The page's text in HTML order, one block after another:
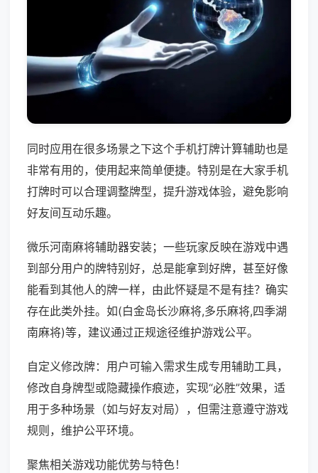
同时应用在很多场景之下这个手机打牌计算辅助也是
非常有用的，使用起来简单便捷。特别是在大家手机
打牌时可以合理调整牌型，提升游戏体验，避免影响
好友间互动乐趣。
微乐河南麻将辅助器安装；一些玩家反映在游戏中遇
到部分用户的牌特别好，总是能拿到好牌，甚至好像
能看到其他人的牌一样，由此怀疑是不是有挂？确实
存在此类外挂。如(白金岛长沙麻将,多乐麻将,四季湖
南麻将)等，建议通过正规途径维护游戏公平。
自定义修改牌：用户可输入需求生成专用辅助工具，
修改自身牌型或隐藏操作痕迹，实现“必胜”效果，适
用于多种场景（如与好友对局），但需注意遵守游戏
规则，维护公平环境。
聚焦相关游戏功能优势与特色！